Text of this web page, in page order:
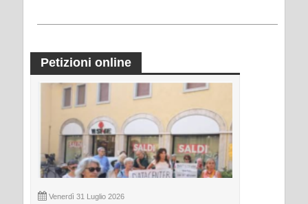
Petizioni online
Venerdì 31 Luglio 2026